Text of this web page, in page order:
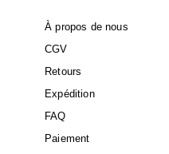
À propos de nous
CGV
Retours
Expédition
FAQ
Paiement